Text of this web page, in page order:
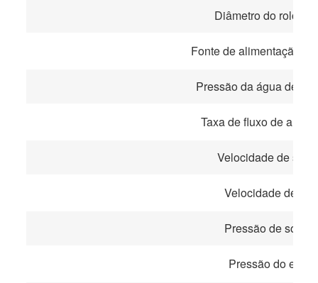
Diâmetro do rolo de
Fonte de alimentação
Pressão da água de
Taxa de fluxo de ar
Velocidade de
Velocidade de
Pressão de
Pressão do